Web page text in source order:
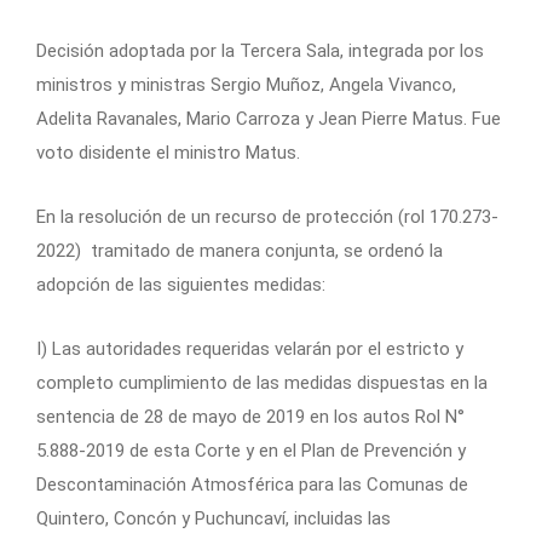
Decisión adoptada por la Tercera Sala, integrada por los
ministros y ministras Sergio Muñoz, Angela Vivanco,
Adelita Ravanales, Mario Carroza y Jean Pierre Matus. Fue
voto disidente el ministro Matus.
En la resolución de un recurso de protección (rol 170.273-
2022) tramitado de manera conjunta, se ordenó la
adopción de las siguientes medidas:
I) Las autoridades requeridas velarán por el estricto y
completo cumplimiento de las medidas dispuestas en la
sentencia de 28 de mayo de 2019 en los autos Rol N°
5.888-2019 de esta Corte y en el Plan de Prevención y
Descontaminación Atmosférica para las Comunas de
Quintero, Concón y Puchuncaví, incluidas las